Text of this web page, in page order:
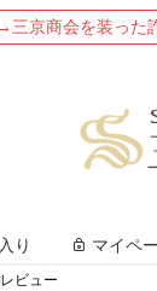
三京商会を装った
り マイペ
ビュー